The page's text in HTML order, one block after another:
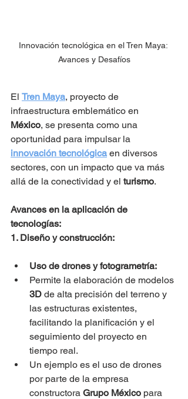
Innovación tecnológica en el Tren Maya:
Avances y Desafíos
El Tren Maya, proyecto de
infraestructura emblemático en
México, se presenta como una
oportunidad para impulsar la
innovación tecnológica en diversos
sectores, con un impacto que va más
allá de la conectividad y el turismo.
Avances en la aplicación de
tecnologías:
1. Diseño y construcción:
Uso de drones y fotogrametría:
Permite la elaboración de modelos
3D de alta precisión del terreno y
las estructuras existentes,
facilitando la planificación y el
seguimiento del proyecto en
tiempo real.
Un ejemplo es el uso de drones
por parte de la empresa
constructora Grupo México para